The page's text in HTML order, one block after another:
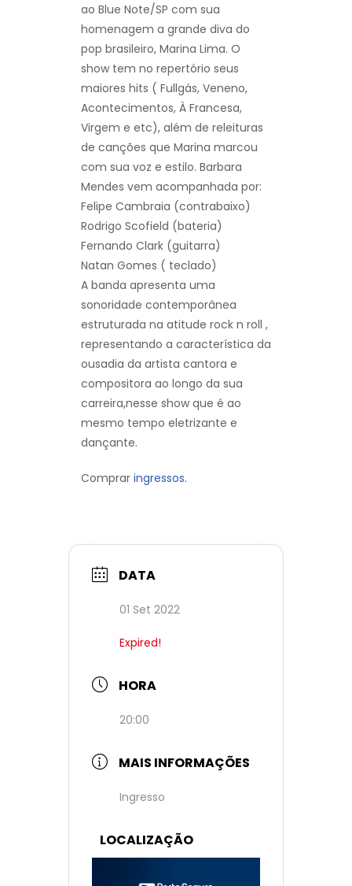
ao Blue Note/SP com sua
homenagem a grande diva do
pop brasileiro, Marina Lima. O
show tem no repertório seus
maiores hits ( Fullgás, Veneno,
Acontecimentos, À Francesa,
Virgem e etc), além de releituras
de canções que Marina marcou
com sua voz e estilo. Barbara
Mendes vem acompanhada por:
Felipe Cambraia (contrabaixo)
Rodrigo Scofield (bateria)
Fernando Clark (guitarra)
Natan Gomes ( teclado)
A banda apresenta uma
sonoridade contemporânea
estruturada na atitude rock n roll ,
representando a característica da
ousadia da artista cantora e
compositora ao longo da sua
carreira,nesse show que é ao
mesmo tempo eletrizante e
dançante.
Comprar ingressos.
DATA
01 Set 2022
Expired!
HORA
20:00
MAIS INFORMAÇÕES
Ingresso
LOCALIZAÇÃO